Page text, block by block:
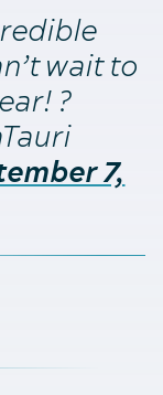
wait to
?
7,